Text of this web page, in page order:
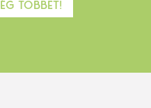
többet!